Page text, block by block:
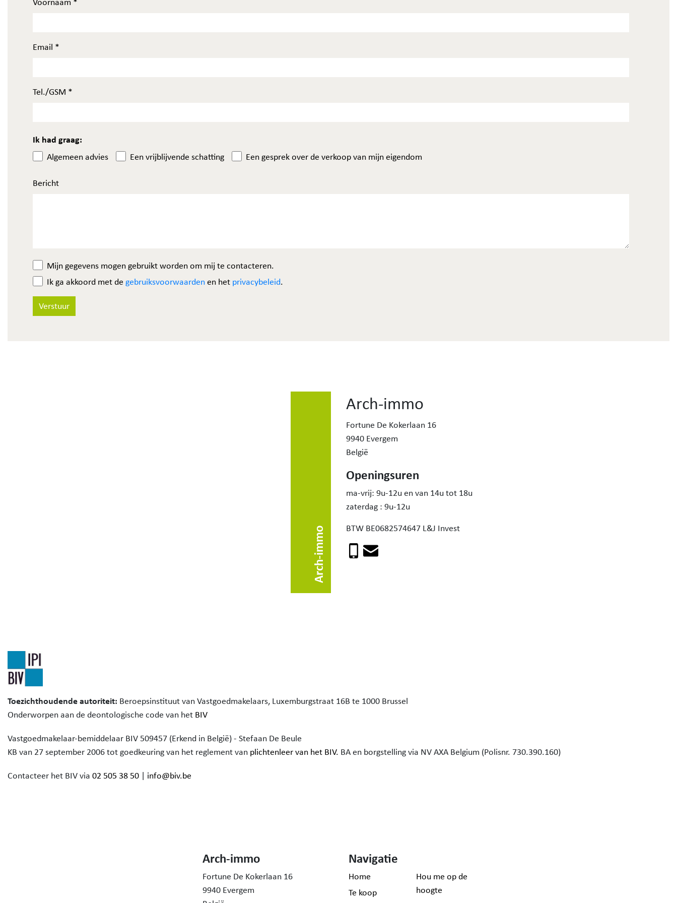
Email *
Tel./GSM *
Ik had graag:
Algemeen advies Een vrijblijvende schatting Een gesprek over de verkoop van mijn eigendom
Bericht
Mijn gegevens mogen gebruikt worden om mij te contacteren.
Ik ga akkoord met de gebruiksvoorwaardenen het privacybeleid.
Verstuur
Arch-immo
Arch-immo
Fortune De Kokerlaan 16
9940 Evergem
België
Openingsuren
ma-vrij: 9u-12u en van 14u tot 18u
zaterdag : 9u-12u
BTW BE0682574647 L&J Invest
Toezichthoudende autoriteit: Beroepsinstituut van Vastgoedmakelaars, Luxemburgstraat 16B te 1000 Brussel
Onderworpen aan de deontologische code van het BIV
Vastgoedmakelaar-bemiddelaar BIV 509457 (Erkend in België) - Stefaan De Beule
KB van 27 september 2006 tot goedkeuring van het reglement van plichtenleer van het BIV. BA en borgstelling via NV AXA Belgium (Polisnr. 730.390.160)
Contacteer het BIV via 02 505 38 50 | info@biv.be
Arch-immo
Fortune De Kokerlaan 16
9940 Evergem
Navigatie
Home
Te koop
Hou me op de
hoogte